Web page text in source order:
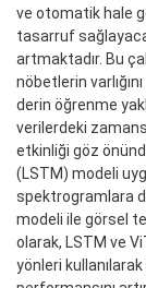
ve otomatik hale
tasarruf
artmaktadır. Bu
nöbetlerin
derin öğrenme
verilerdeki
etkinliği göz
(LSTM) modeli
spektrogramlara
modeli ile görsel
olarak, LSTM ve
yönleri